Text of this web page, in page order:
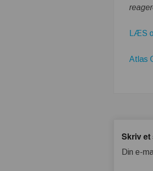
LÆS
Atlas
Skriv et
Din e-